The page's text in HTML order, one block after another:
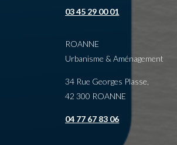
03 45 29 00 01
ROANNE
Urbanisme & Aménagement
34 Rue Georges Plasse,
42 300 ROANNE
04 77 67 83 06